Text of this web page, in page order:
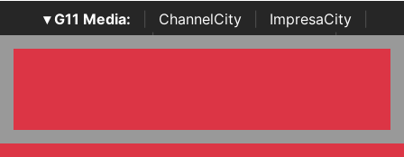
▾ G11 Media: ChannelCity ImpresaCity
SecurityOpenLab | Italian Channel Awards | Italian